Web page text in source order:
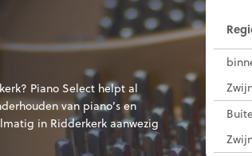
Piano Select helpt al
van piano’s en
in Ridderkerk aanwezig